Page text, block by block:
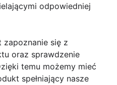
odpowiedniej
zapoznanie się z
oraz sprawdzenie
temu możemy mieć
spełniający nasze